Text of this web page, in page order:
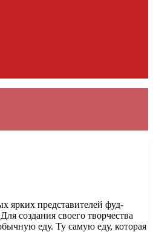
ярких представителей фуд-
создания своего творчества
еду. Ту самую еду, которая